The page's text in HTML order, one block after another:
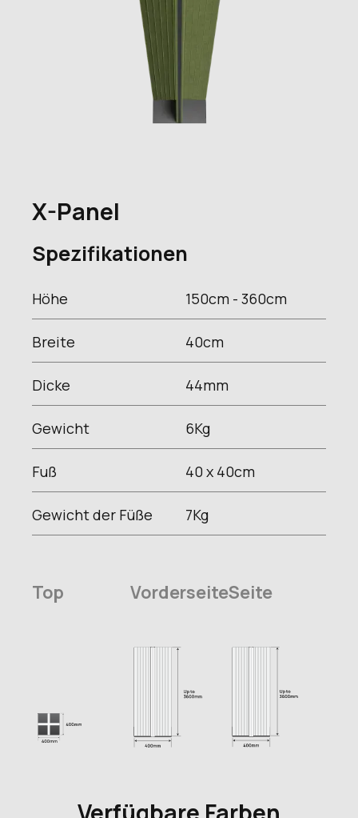
X-Panel
Spezifikationen
Höhe 150cm - 360cm
Breite 40cm
Dicke 44mm
Gewicht 6Kg
Fuß 40 x 40cm
Gewicht der Füße 7Kg
Top VorderseiteSeite